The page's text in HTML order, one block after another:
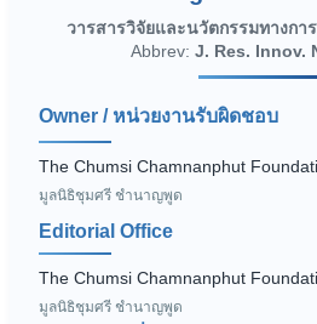
วารสารวิจัยและนวัตกรรมทางก
Abbrev: J. Res. Innov.
Owner / หน่วยงานรับผิดชอบ
The Chumsi Chamnanphut
มูลนิธิชุมศรี ชำนาญพูด
Editorial Office
The Chumsi Chamnanphut
มูลนิธิชุมศรี ชำนาญพูด